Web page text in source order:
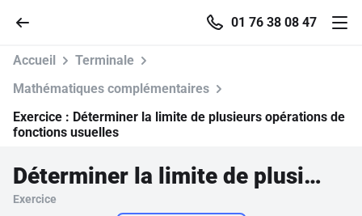
01 76 38 08 47
Accueil
Parcourir
Accueil
Terminale
Mathématiques complémentaires
Exercice : Déterminer la limite de plusieurs opérations de
fonctions usuelles
Déterminer la limite de plusieurs opérations de fonctions usuelles
Exercice